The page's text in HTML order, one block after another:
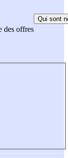
des offres
Qui sont